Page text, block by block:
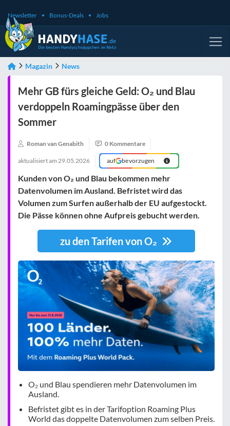
Newsletter Bonus-Deals Jobs
Magazin News
Mehr GB fürs gleiche Geld: O₂ und Blau
verdoppeln Roamingpässe über den
Sommer
Roman van Genabith 0 Kommentare
aktualisiert am 29.05.2026 auf bevorzugen
Kunden von O₂ und Blau bekommen mehr
Datenvolumen im Ausland. Befristet wird das
Volumen zum Surfen außerhalb der EU aufgestockt.
Die Pässe können ohne Aufpreis gebucht werden.
zu den Tarifen von O₂
O₂ und Blau spendieren mehr Datenvolumen im
Ausland.
Befristet gibt es in der Tarifoption Roaming Plus
World das doppelte Datenvolumen zum selben Preis.